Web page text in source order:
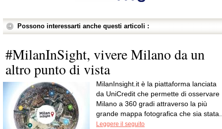
Possono interessarti anche questi articoli :
#MilanInSight, vivere Milano da un
altro punto di vista
MilanInsight.it è la piattaforma lanciata
da UniCredit che permette di osservare
Milano a 360 gradi attraverso la più
grande mappa fotografica che sia
Leggere il seguito